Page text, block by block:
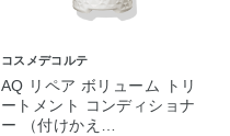
コスメデコルテ
AQ リペア ボリューム トリ
ートメント コンディショナ
ー （付けかえ…